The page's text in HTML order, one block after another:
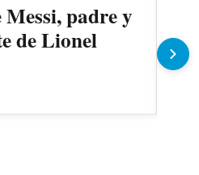
padre y
de Lionel